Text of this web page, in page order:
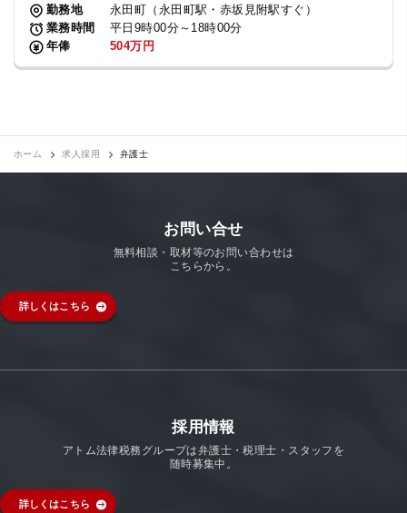
勤務地
永田町（永田町駅・赤坂見附駅すぐ）
業務時間
平日9時00分～18時00分
年俸
504万円
ホーム 求人採用 弁護士
お問い合せ
無料相談・取材等のお問い合わせは
こちらから。
詳しくはこちら
採用情報
アトム法律税務グループは弁護士・税理士・スタッフを
随時募集中。
詳しくはこちら